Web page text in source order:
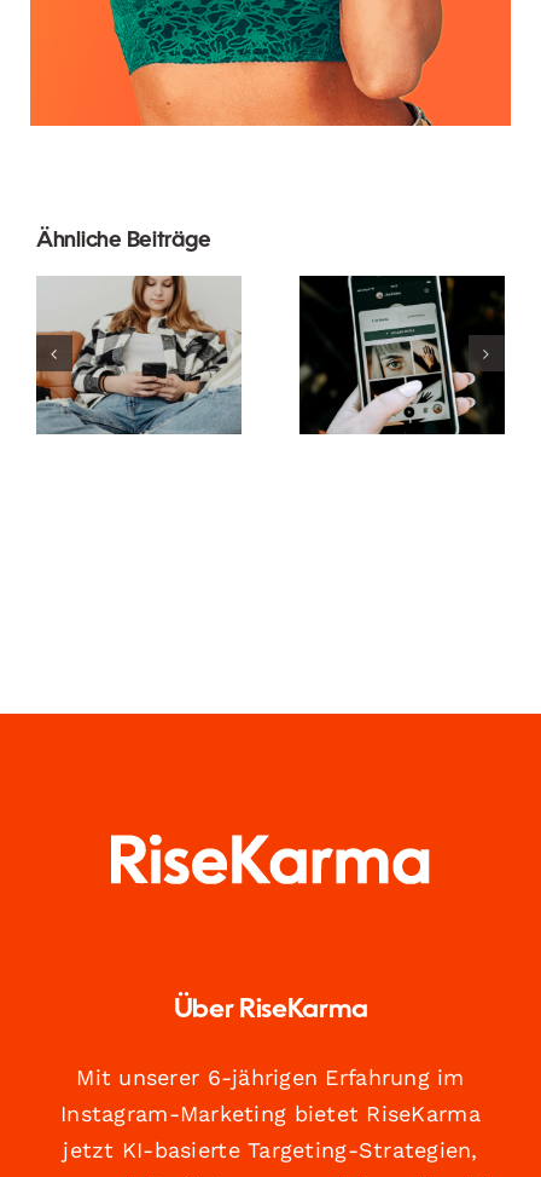
Ähnliche Beiträge
Innovative
Strategien
zur
Steigerung
der
Sichtbarkeit
von
Praktiken für
die
Verwendung
von
Augmented-
Reality-
Über RiseKarma
Mit unserer 6-jährigen Erfahrung im
Instagram-Marketing bietet RiseKarma
jetzt KI-basierte Targeting-Strategien,